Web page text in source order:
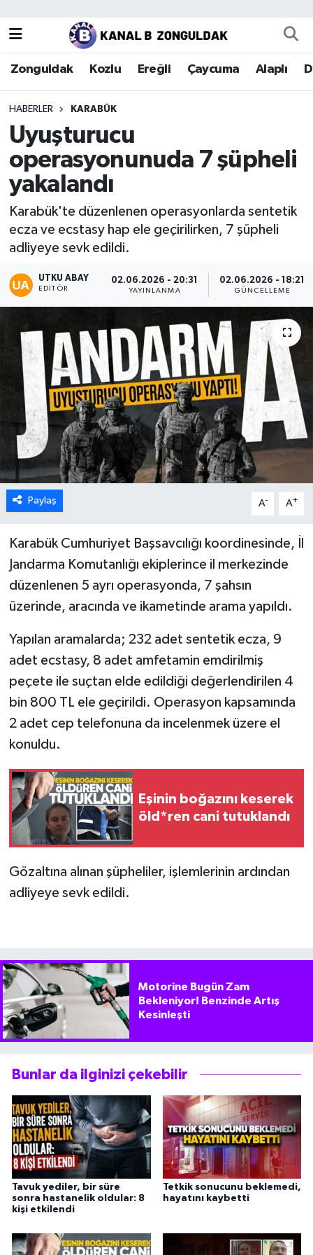
Zonguldak Kozlu Ereğli Çaycuma Alaplı
HABERLER KARABÜK
Uyuşturucu
operasyonunuda 7 şüpheli
yakalandı
Karabük'te düzenlenen operasyonlarda sentetik
ecza ve ecstasy hap ele geçirilirken, 7 şüpheli
adliyeye sevk edildi.
UTKU ABAY
EDITÖR
02.06.2026 - 20:31
YAYINLANMA
02.06.2026 - 18:21
GÜNCELLEME
Paylaş A- A+
Karabük Cumhuriyet Başsavcılığı koordinesinde, İl
Jandarma Komutanlığı ekiplerince il merkezinde
düzenlenen 5 ayrı operasyonda, 7 şahsın
üzerinde, aracında ve ikametinde arama yapıldı.
Yapılan aramalarda; 232 adet sentetik ecza, 9
adet ecstasy, 8 adet amfetamin emdirilmiş
peçete ile suçtan elde edildiği değerlendirilen 4
bin 800 TL ele geçirildi. Operasyon kapsamında
2 adet cep telefonuna da incelenmek üzere el
konuldu.
Eşinin boğazını keserek
öld*ren cani tutuklandı
Gözaltına alınan şüpheliler, işlemlerinin ardından
adliyeye sevk edildi.
Motorine Bugün Zam
Bekleniyor! Benzinde Artış
Kesinleşti
Bunlar da ilginizi çekebilir
Tavuk yediler, bir süre
sonra hastanelik oldular: 8
kişi etkilendi
Tetkik sonucunu beklemedi,
hayatını kaybetti
Zonguldak
Kozlu
Ereğli
Çaycuma
Alaplı
Devrek
Karabük
Spor
Ulusal
Zonguldak Nöbetçi Eczaneler
Zonguldak Hava Durumu
Zonguldak Trafik Yoğunluk Haritası
Puan Durumu ve Fikstür
Tüm Manşetler
Son Dakika Haberleri